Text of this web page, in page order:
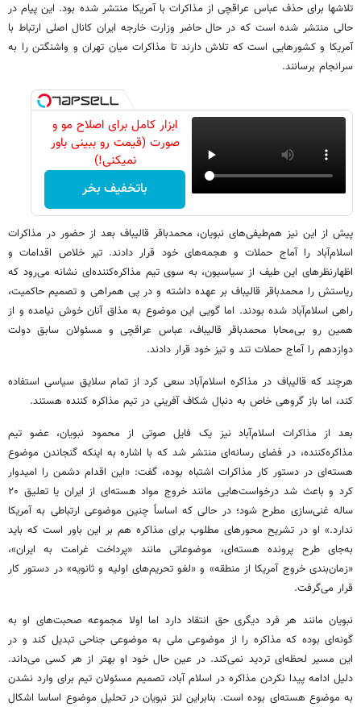
تلاشها برای حذف عباس عراقچی از مذاکرات با آمریکا منتشر شده بود. این پیام در
حالی منتشر شده است که در حال حاضر وزارت خارجه ایران کانال اصلی ارتباط با
آمریکا و کشورهایی است که تلاش دارند تا مذاکرات میان تهران و واشنگتن را به
سرانجام برسانند.
ابزار کامل برای اصلاح مو و
صورت (قیمت رو ببینی باور
نمیکنی!)
باتخفیف بخر
پیش از این نیز هم‌طیفی‌های نبویان، محمدباقر قالیباف بعد از حضور در مذاکرات
اسلام‌آباد را آماج حملات و هجمه‌های خود قرار دادند. تیر خلاص اقدامات و
اظهارنظرهای این طیف از سیاسیون، به سوی تیم مذاکره‌کننده‌ای نشانه می‌رود که
ریاستش را محمدباقر قالیباف بر عهده داشته و در پی همراهی و تصمیم حاکمیت،
راهی اسلام‌آباد شده بودند. اما گویی این موضوع به مذاق آنان خوش نیامده و از
همین رو بی‌محابا محمدباقر قالیباف، عباس عراقچی و مسئولان سابق دولت
دوازدهم را آماج حملات تند و تیز خود قرار دادند.
هرچند که قالیباف در مذاکره اسلام‌آباد سعی کرد از تمام سلایق سیاسی استفاده
کند، اما باز گروهی خاص به دنبال شکاف آفرینی در تیم مذاکره کننده هستند.
بعد از مذاکرات اسلام‌آباد نیز یک فایل صوتی از محمود نبویان، عضو تیم
مذاکره‌کننده، در فضای رسانه‌ای منتشر شد که با اشاره به اینکه گنجاندن موضوع
هسته‌ای در دستور کار مذاکرات اشتباه بوده، گفت: «این اقدام دشمن را امیدوار
کرد و باعث شد درخواست‌هایی مانند خروج مواد هسته‌ای از ایران یا تعلیق ۲۰
ساله غنی‌سازی مطرح شود؛ در حالی که اساساً چنین موضوعی ارتباطی به آمریکا
ندارد.» او در تشریح محورهای مطلوب برای مذاکره هم بر این باور است که باید
به‌جای طرح پرونده هسته‌ای، موضوعاتی مانند «پرداخت غرامت به ایران»،
«زمان‌بندی خروج آمریکا از منطقه» و «لغو تحریم‌های اولیه و ثانویه» در دستور کار
قرار می‌گرفت.
نبویان مانند هر فرد دیگری حق انتقاد دارد اما اولا مجموعه صحبت‌های او به
گونه‌ای بوده که مذاکره را از موضوعی ملی به موضوعی جناحی تبدیل کند و در
این مسیر لحظه‌ای تردید نمی‌کند. در عین حال خود او بهتر از هر کسی می‌داند.
دلیل ادامه پیدا نکردن مذاکره در اسلام آباد، تصمیم مسئولان تیم برای وارد نشدن
به موضوع هسته‌ای بوده است. بنابراین لنز نبویان در تحلیل موضوع اساسا اشکال